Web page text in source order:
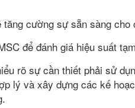
cường sự sẵn sàng cho
để đánh giá hiệu suất
rõ sự cần thiết phải sử
lý và xây dựng các kế